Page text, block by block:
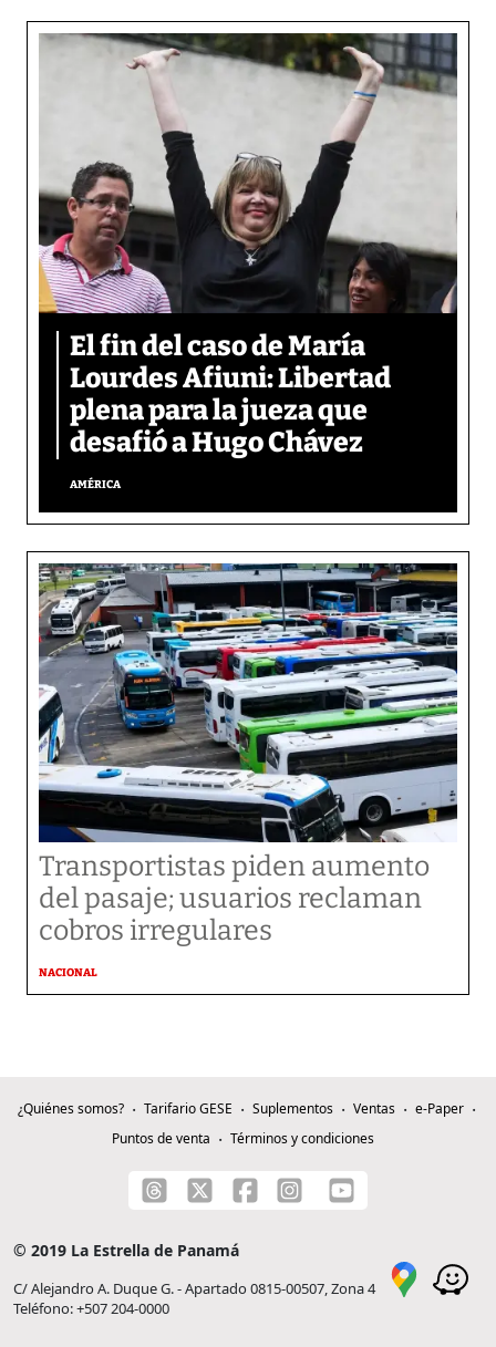
El fin del caso de María
Lourdes Afiuni: Libertad
plena para la jueza que
desafió a Hugo Chávez
AMÉRICA
Transportistas piden aumento
del pasaje; usuarios reclaman
cobros irregulares
NACIONAL
¿Quiénes somos? Tarifario GESE Suplementos Ventas
e-Paper
Puntos de venta
Términos y condiciones
© 2019 La Estrella de Panamá
C/ Alejandro A. Duque G. - Apartado 0815-00507, Zona 4
Teléfono: +507 204-0000